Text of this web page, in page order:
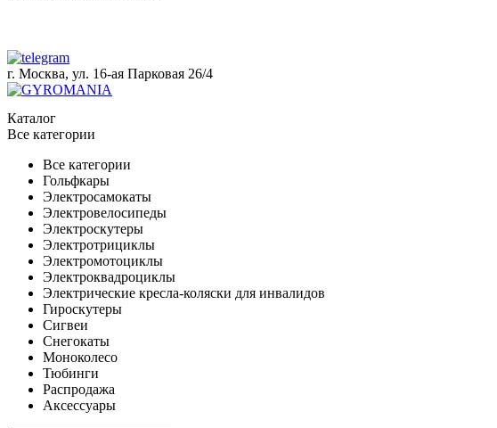
г. Москва, ул. 16-ая Парковая 26/4
Каталог
Все категории
Все категории
Гольфкары
Электросамокаты
Электровелосипеды
Электроскутеры
Электротрициклы
Электромотоциклы
Электроквадроциклы
Электрические кресла-коляски для инвалидов
Гироскутеры
Сигвеи
Снегокаты
Моноколесо
Тюбинги
Распродажа
Аксессуары